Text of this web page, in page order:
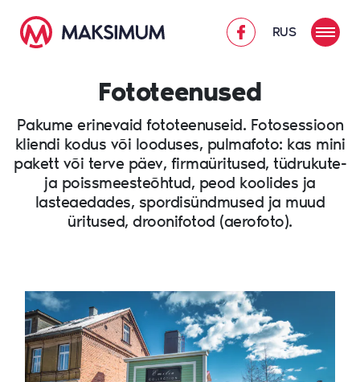
RUS
Fototeenused
Pakume erinevaid fototeenuseid. Fotosessioon
kliendi kodus või looduses, pulmafoto: kas mini
pakett või terve päev, firmaüritused, tüdrukute-
ja poissmeesteõhtud, peod koolides ja
lasteaedades, spordisündmused ja muud
üritused, droonifotod (aerofoto).